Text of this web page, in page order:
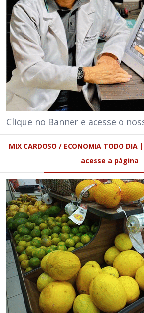
Clique no Banner e acesse o
MIX CARDOSO / ECONOMIA TODO
acesse a página